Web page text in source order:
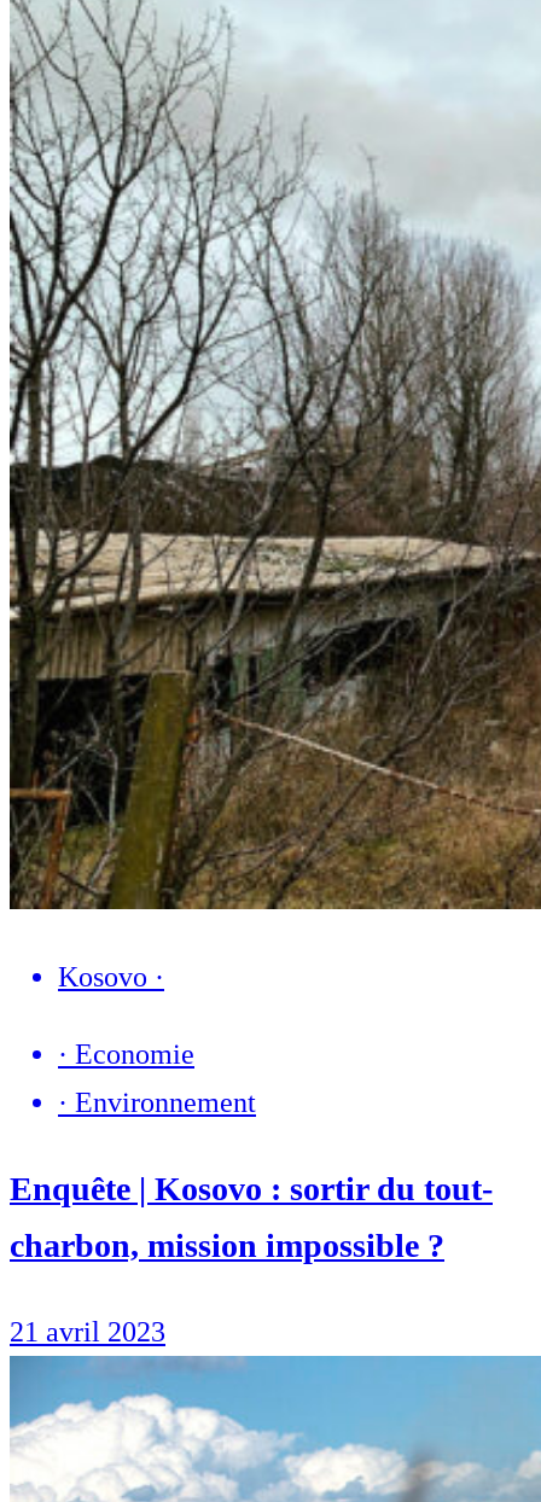
Kosovo ·
· Economie
· Environnement
Enquête | Kosovo : sortir du tout-
charbon, mission impossible ?
21 avril 2023